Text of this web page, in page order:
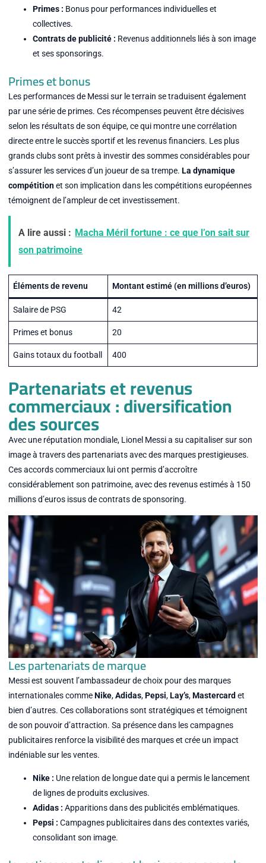
Primes : Bonus pour performances individuelles et
collectives.
Contrats de publicité : Revenus additionnels liés à son image
et ses sponsorings.
Primes et bonus
Les performances de Messi sur le terrain se traduisent également
par une série de primes. Ces récompenses peuvent être décisives
selon les résultats de son équipe, ce qui montre une corrélation
directe entre le succès sportif et les revenus financiers. Les plus
grands clubs sont prêts à investir des sommes considérables pour
s’assurer les services d’un joueur de sa trempe. La dynamique
compétitionet son implication dans les compétitions européennes
témoignent de l’ampleur de cet investissement.
A lire aussi : Macha Méril fortune : ce que l’on sait sur
son patrimoine
Éléments de revenu Montant estimé (en millions d’euros)
Salaire de PSG 42
Primes et bonus 20
Gains totaux du football 400
Partenariats et revenus
commerciaux : diversification
des sources
Avec une réputation mondiale, Lionel Messi a su capitaliser sur son
image à travers des partenariats avec des marques prestigieuses.
Ces accords commerciaux lui ont permis d’accroître
considérablement son patrimoine, avec des revenus estimés à 150
millions d’euros issus de contrats de sponsoring.
Les partenariats de marque
Messi est souvent l’ambassadeur de choix pour des marques
internationales commeNike,Adidas,Pepsi,Lay’s,Mastercard et
bien d’autres. Ces collaborations sont stratégiques et témoignent
de son pouvoir d’attraction. Sa présence dans les campagnes
publicitaires renforce la visibilité des marques et crée un impact
indéniable sur les ventes.
Nike : Une relation de longue date qui a permis le lancement
de lignes de produits exclusives.
Adidas : Apparitions dans des publicités emblématiques.
Pepsi : Campagnes publicitaires dans des contextes variés,
consolidant son image.